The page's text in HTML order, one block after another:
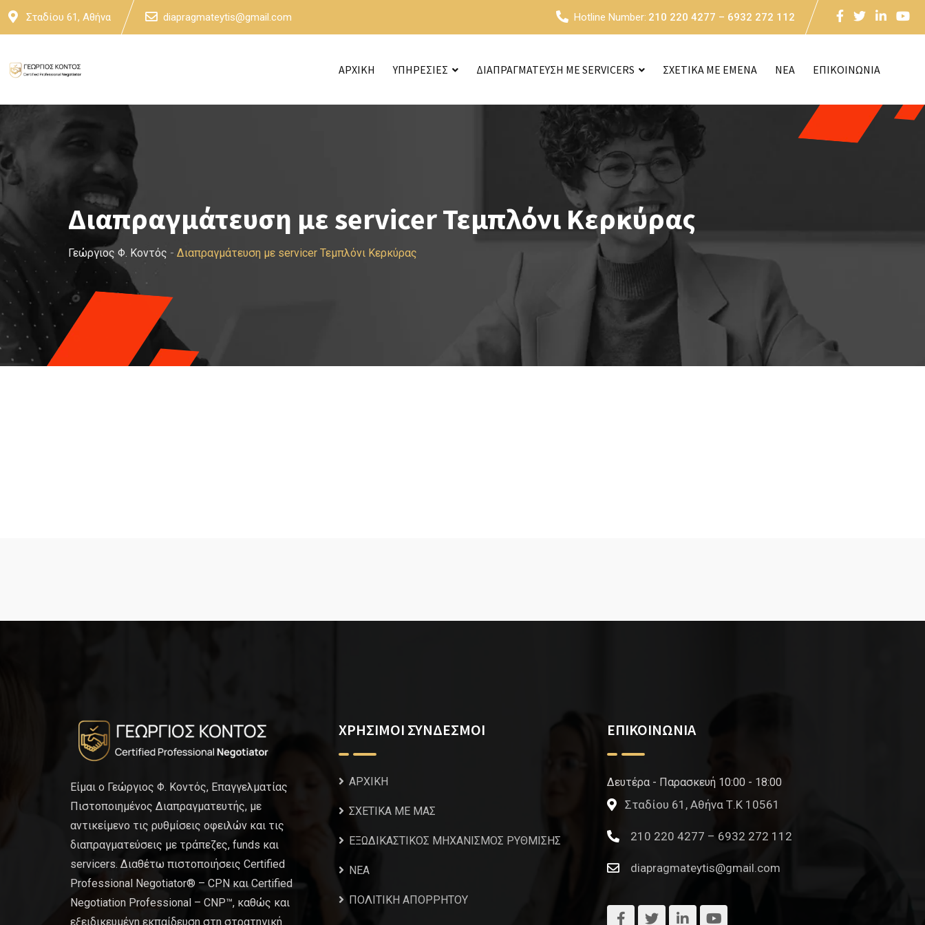
Skip
Σταδίου 61, Αθήνα diapragmateytis@gmail.com Hotline Number: 210 220 4277 – 6932 272 112
ΑΡΧΙΚΗ ΥΠΗΡΕΣΙΕΣ ΔΙΑΠΡΑΓΜΑΤΕΥΣΗ ΜΕ SERVICERS ΣΧΕΤΙΚΑ ΜΕ ΕΜΕΝΑ NEA ΕΠΙΚΟΙΝΩΝΙΑ
Διαπραγμάτευση με servicer Τεμπλόνι Κερκύρας
Γεώργιος Φ. Κοντός - Διαπραγμάτευση με servicer Τεμπλόνι Κερκύρας
Είμαι ο Γεώργιος Φ. Κοντός, Επαγγελματίας
Πιστοποιημένος Διαπραγματευτής, με
αντικείμενο τις ρυθμίσεις οφειλών και τις
διαπραγματεύσεις με τράπεζες, funds και
servicers. Διαθέτω πιστοποιήσεις Certified
Professional Negotiator® – CPN και Certified
Negotiation Professional – CNP™, καθώς και
εξειδικευμένη εκπαίδευση στη στρατηγική
ΧΡΗΣΙΜΟΙ ΣΥΝΔΕΣΜΟΙ
ΑΡΧΙΚΗ
ΣΧΕΤΙΚΑ ΜΕ ΜΑΣ
ΕΞΩΔΙΚΑΣΤΙΚΟΣ ΜΗΧΑΝΙΣΜΟΣ ΡΥΘΜΙΣΗΣ
NEA
ΠΟΛΙΤΙΚΗ ΑΠΟΡΡΗΤΟΥ
ΕΠΙΚΟΙΝΩΝΙΑ
Δευτέρα - Παρασκευή 10:00 - 18:00
Σταδίου 61, Αθήνα Τ.Κ 10561
210 220 4277 – 6932 272 112
diapragmateytis@gmail.com